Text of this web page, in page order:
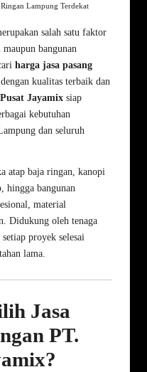
Lampung Terdekat
salah satu faktor
bangunan
harga jasa pasang
dengan kualitas terbaik dan
Jayamix siap
kebutuhan
dan seluruh
atap baja ringan, kanopi
hingga bangunan
material
Didukung oleh tenaga
proyek selesai
lama.
Jasa
PT.